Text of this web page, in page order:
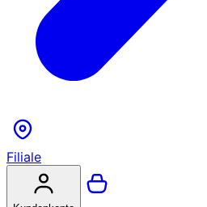
Filiale